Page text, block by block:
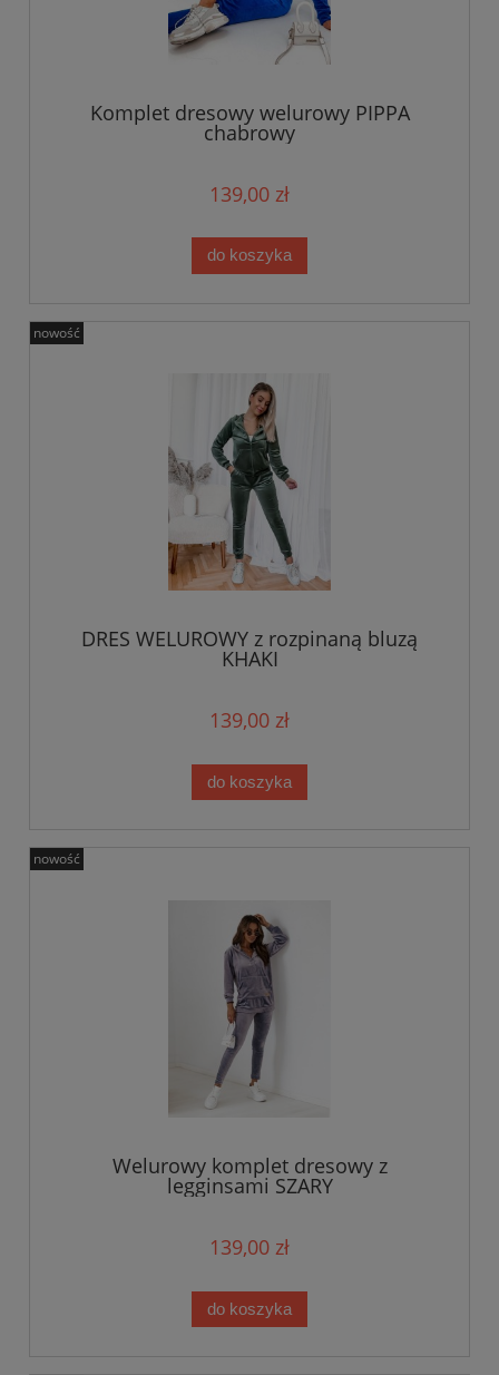
Komplet dresowy welurowy PIPPA
chabrowy
139,00 zł
do koszyka
DRES WELUROWY z rozpinaną bluzą
KHAKI
139,00 zł
do koszyka
nowość
Welurowy komplet dresowy z
legginsami SZARY
139,00 zł
do koszyka
nowość